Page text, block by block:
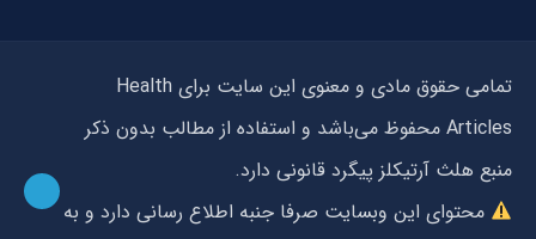
تمامی حقوق مادی و معنوی این سایت برای Health
Articles محفوظ می‌باشد و استفاده از مطالب بدون ذکر
منبع هلث آرتیکلز پیگرد قانونی دارد.
محتوای این وبسایت صرفا جنبه اطلاع رسانی دارد و به